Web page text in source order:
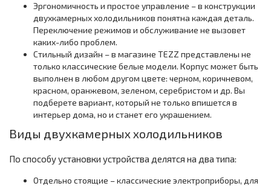
Эргономичность и простое управление – в конструкции
двухкамерных холодильников понятна каждая деталь.
Переключение режимов и обслуживание не вызовет
каких-либо проблем.
Стильный дизайн – в магазине TEZZ представлены не
только классические белые модели. Корпус может быть
выполнен в любом другом цвете: черном, коричневом,
красном, оранжевом, зеленом, серебристом и др. Вы
подберете вариант, который не только впишется в
интерьер дома, но и станет его украшением.
Виды двухкамерных холодильников
По способу установки устройства делятся на два типа:
Отдельно стоящие – классические электроприборы, для